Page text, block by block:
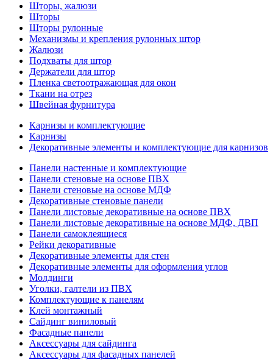
Шторы, жалюзи
Шторы
Шторы рулонные
Механизмы и крепления рулонных штор
Жалюзи
Подхваты для штор
Держатели для штор
Пленка светоотражающая для окон
Ткани на отрез
Швейная фурнитура
Карнизы и комплектующие
Карнизы
Декоративные элементы и комплектующие для карнизов
Панели настенные и комплектующие
Панели стеновые на основе ПВХ
Панели стеновые на основе МДФ
Декоративные стеновые панели
Панели листовые декоративные на основе ПВХ
Панели листовые декоративные на основе МДФ, ДВП
Панели самоклеящиеся
Рейки декоративные
Декоративные элементы для стен
Декоративные элементы для оформления углов
Молдинги
Уголки, галтели из ПВХ
Комплектующие к панелям
Клей монтажный
Сайдинг виниловый
Фасадные панели
Аксессуары для сайдинга
Аксессуары для фасадных панелей